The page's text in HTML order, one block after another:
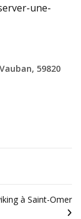
une-
59820
à Saint-Omer